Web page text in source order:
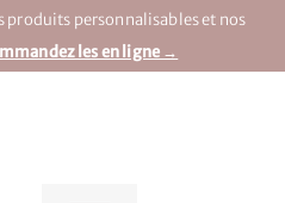
produits personnalisables et nos
les en ligne →